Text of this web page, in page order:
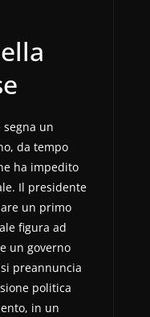
segna un
da tempo
ha impedito
Il presidente
un primo
figura ad
un governo
preannuncia
politica
in un